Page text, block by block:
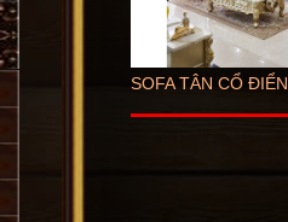
SOFA TÂN CỔ